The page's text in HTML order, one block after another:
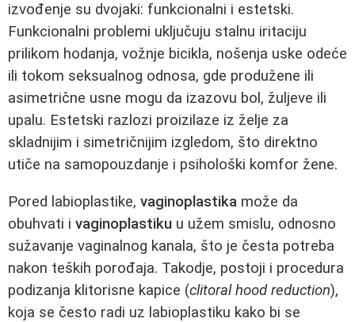
izvođenje su dvojaki: funkcionalni i estetski.
Funkcionalni problemi uključuju stalnu iritaciju
prilikom hodanja, vožnje bicikla, nošenja uske odeće
ili tokom seksualnog odnosa, gde produžene ili
asimetrične usne mogu da izazovu bol, žuljeve ili
upalu. Estetski razlozi proizilaze iz želje za
skladnijim i simetričnijim izgledom, što direktno
utiče na samopouzdanje i psihološki komfor žene.
Pored labioplastike, vaginoplastika može da
obuhvati i vaginoplastiku u užem smislu, odnosno
sužavanje vaginalnog kanala, što je česta potreba
nakon teških porođaja. Takodje, postoji i procedura
podizanja klitorisne kapice (clitoral hood reduction),
koja se često radi uz labioplastiku kako bi se